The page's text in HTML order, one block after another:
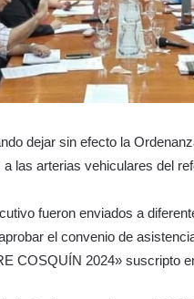
dejar sin efecto la
las arterias vehiculares del
fueron enviados a
el convenio de
COSQUÍN 2024» suscripto